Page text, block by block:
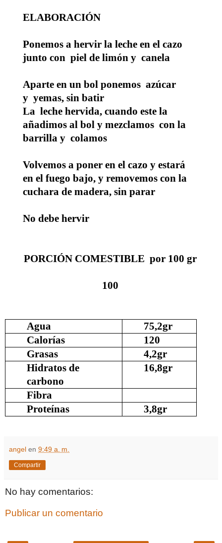
ELABORACIÓN
Ponemos a hervir la leche en el cazo
junto con piel de limón y canela
Aparte en un bol ponemos azúcar
y yemas, sin batir
La leche hervida, cuando este la
añadimos al bol y mezclamos con la
barrilla y colamos
Volvemos a poner en el cazo y estará
en el fuego bajo, y removemos con la
cuchara de madera, sin parar
No debe hervir
PORCIÓN COMESTIBLE por 100 gr
100
Agua
75,2gr
Calorías
120
Grasas
4,2gr
Hidratos de
carbono
16,8gr
Fibra
Proteínas
3,8gr
angel en 9:49 a. m.
Compartir
No hay comentarios:
Publicar un comentario